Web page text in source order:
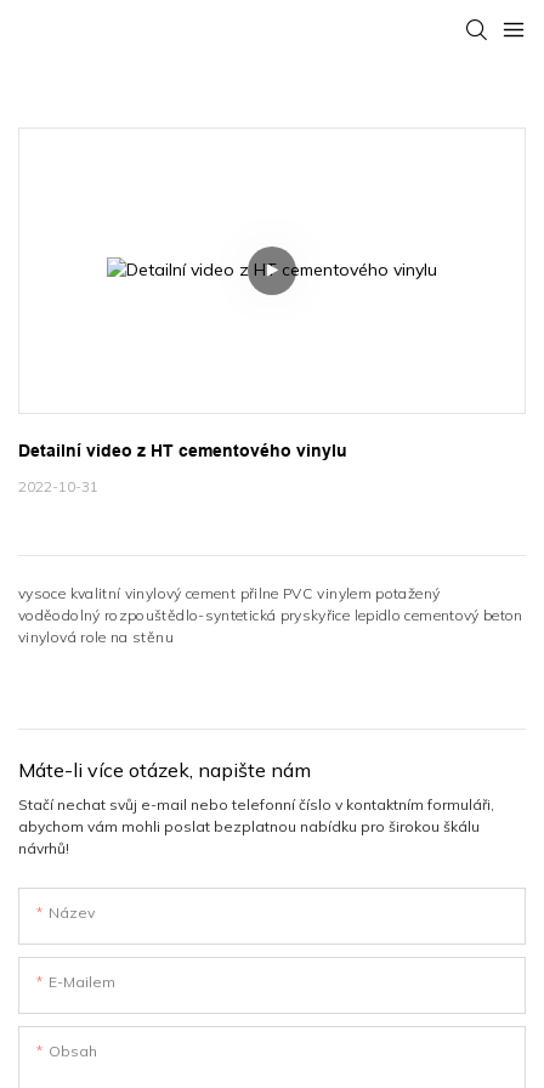
Detailní video z HT cementového vinylu
2022-10-31
vysoce kvalitní vinylový cement přilne PVC vinylem potažený
voděodolný rozpouštědlo-syntetická pryskyřice lepidlo cementový beton
vinylová role na stěnu
Máte-li více otázek, napište nám
Stačí nechat svůj e-mail nebo telefonní číslo v kontaktním formuláři,
abychom vám mohli poslat bezplatnou nabídku pro širokou škálu
návrhů!
Název
E-Mailem
Obsah